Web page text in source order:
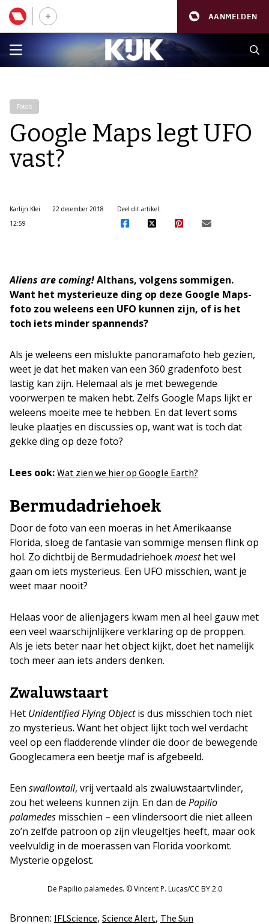
AANMELDEN
Foto's
Google Maps legt UFO
vast?
Karlijn Klei
22 december 2018
12:59
Deel dit artikel:
Aliens are coming!Althans, volgens sommigen.
Want het mysterieuze ding op deze Google Maps-
foto zou weleens een UFO kunnen zijn, of is het
toch iets minder spannends?
Als je weleens een mislukte panoramafoto heb gezien,
weet je dat het maken van een 360 gradenfoto best
lastig kan zijn. Helemaal als je met bewegende
voorwerpen te maken hebt. Zelfs Google Maps lijkt er
weleens moeite mee te hebben. En dat levert soms
leuke plaatjes en discussies op, want wat is toch dat
gekke ding op deze foto?
Lees ook: Wat zien we hier op Google Earth?
Bermudadriehoek
Door de foto van een moeras in het Amerikaanse
Florida, sloeg de fantasie van sommige mensen flink op
hol. Zo dichtbij de Bermudadriehoekmoesthet wel
gaan om iets mysterieus. Een UFO misschien, want je
weet maar nooit?
Helaas voor de alienjagers kwam men al heel gauw met
een veel waarschijnlijkere verklaring op de proppen.
Als je iets beter naar het object kijkt, doet het namelijk
toch meer aan iets anders denken.
Zwaluwstaart
Het Unidentified Flying Objectis dus misschien toch niet
zo mysterieus. Want het object lijkt toch wel verdacht
veel op een fladderende vlinder die door de bewegende
Googlecamera een beetje maf is afgebeeld.
Een swallowtail, vrij vertaald als zwaluwstaartvlinder,
zou het weleens kunnen zijn. En dan de Papilio
palamedes misschien – een vlindersoort die niet alleen
zo’n zelfde patroon op zijn vleugeltjes heeft, maar ook
veelvuldig in de moerassen van Florida voorkomt.
Mysterie opgelost.
De Papilio palamedes. © Vincent P. Lucas/CC BY 2.0
Bronnen: IFLScience, Science Alert, The Sun